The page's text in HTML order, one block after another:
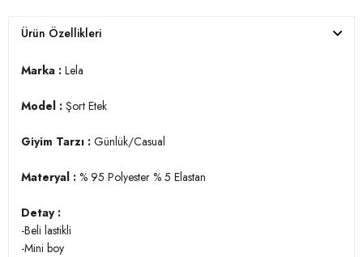
Ürün Özellikleri
Marka : Lela
Model : Şort Etek
Giyim Tarzı : Günlük/Casual
Materyal : % 95 Polyester % 5 Elastan
Detay :
-Beli lastikli
-Mini boy